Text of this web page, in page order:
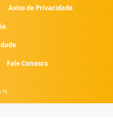
Aviso de Privacidade
Fale Conosco
fé.